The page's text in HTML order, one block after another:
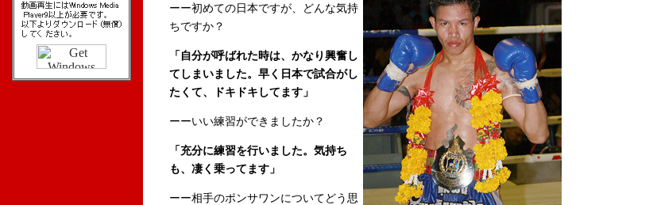
ーー初めての日本ですが、どんな気持
ちですか？
「自分が呼ばれた時は、かなり興奮し
てしまいました。早く日本で試合がし
たくて、ドキドキしてます」
ーーいい練習ができましたか？
「充分に練習を行いました。気持ち
も、凄く乗ってます」
ーー相手のポンサワンについてどう思